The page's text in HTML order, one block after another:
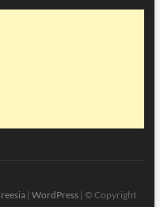
| WordPress| © Copyright